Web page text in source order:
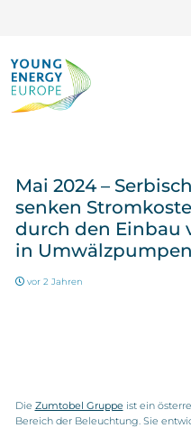
Mai 2024 –
senken
durch den Einbau
in Umwälzpumpen
vor 2 Jahren
Die Zumtobel Gruppe ist ein
Bereich der Beleuchtung. Sie